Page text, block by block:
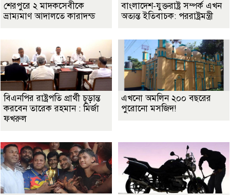
শেরপুরে ২ মাদকসেবীকে
ভ্রাম্যমাণ আদালতে কারাদন্ড
বাংলাদেশ-যুক্তরাষ্ট্র সম্পর্ক এখন
অত্যন্ত ইতিবাচক: পররাষ্ট্রমন্ত্রী
বিএনপির রাষ্ট্রপতি প্রার্থী চূড়ান্ত
করবেন তারেক রহমান : মির্জা
ফখরুল
এখনো অমলিন ২০০ বছরের
পুরোনো মসজিদ!